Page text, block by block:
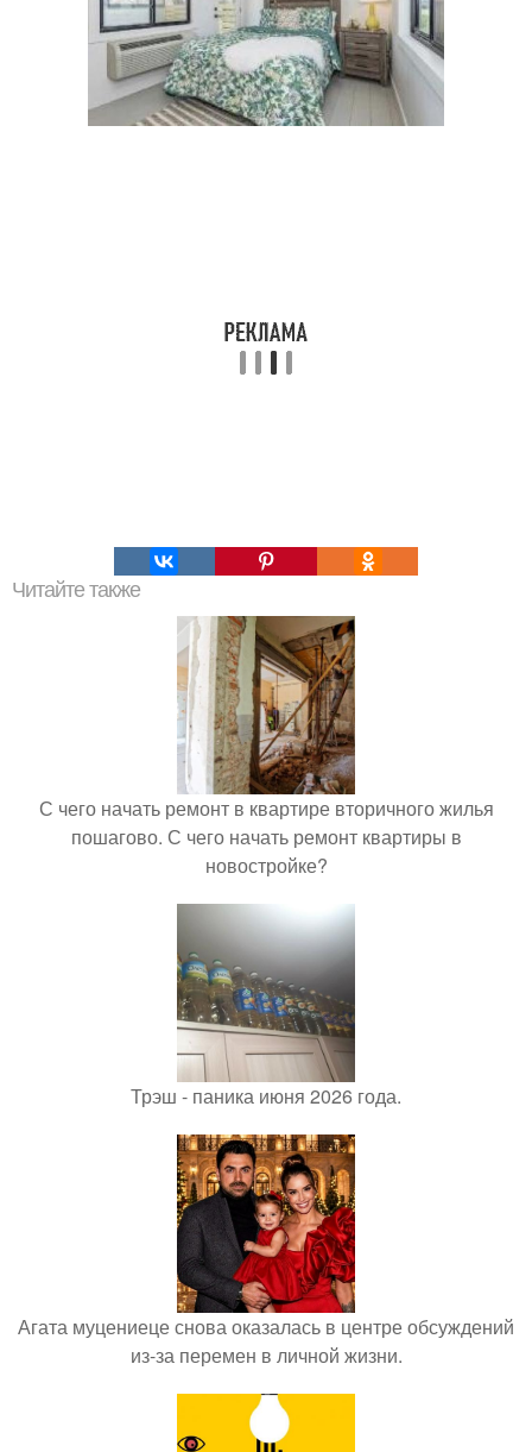
Читайте также
С чего начать ремонт в квартире вторичного жилья
пошагово. С чего начать ремонт квартиры в
новостройке?
Трэш - паника июня 2026 года.
Агата муцениеце снова оказалась в центре обсуждений
из-за перемен в личной жизни.